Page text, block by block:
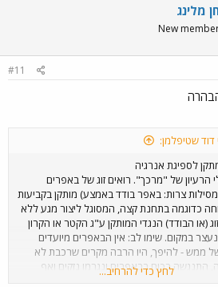
מלינג
New
#11
שטיפלמן:
לספיגת אנרגיה
הרעיון של "מרכך". רואים זוג של באפרים
צרות: באפר בודד באמצע) מותקן בקביעות
כדוגמה בתחנת קצה, המסוגל ליצור מגע ללא
(או הבודד) הנגדי המותקן ע"ג הקטר או הקרון
במקום. שימו לב: אין הבאפרים מיועדים
ממש - להיפך, היו הרבה מקרים שרכבת לא
התנגשה בכוח בבאפרים ונגרמו נזקים ואף
לחץ כדי להרחיב...